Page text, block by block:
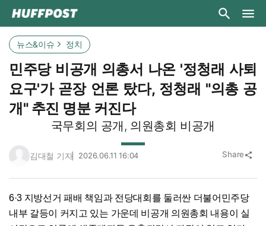
뉴스&이슈 정치
민주당 비공개 의총서 나온 '정청래 사퇴
요구'가 곧장 언론 탔다, 정청래 "의총 공
개" 추진 명분 커진다
국무회의 공개, 의원총회 비공개
김대철 기자 2026.06.11 16:04 Share share
6·3 지방선거 패배 책임과 전당대회를 둘러싼 더불어민주당
내부 갈등이 커지고 있는 가운데 비공개 의원총회 내용이 실